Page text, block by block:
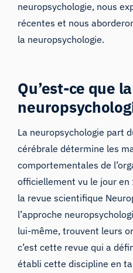
neuropsychologie, nous
récentes et nous
la neuropsychologie.
Qu’est-ce que la
La neuropsychologie part
cérébrale détermine les
comportementales de
officiellement vu le jour
la revue scientifique
l’approche
lui-même, trouvent leurs
c’est cette revue qui a
établi cette discipline en